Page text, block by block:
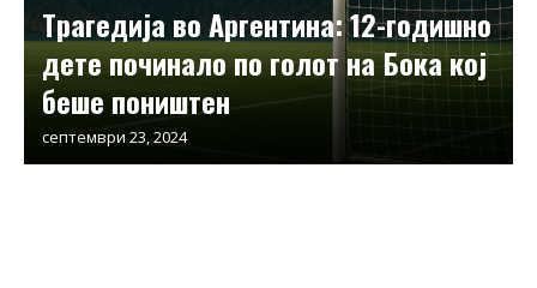
Tрагедија во Аргентина: 12-годишно
дете починало по голот на Бока кој
беше поништен
септември 23, 2024